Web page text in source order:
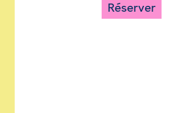
Réserver